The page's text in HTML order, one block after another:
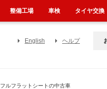
English ヘルプ
フルフラットシートの中古車
整備工場 車検 タイヤ交換